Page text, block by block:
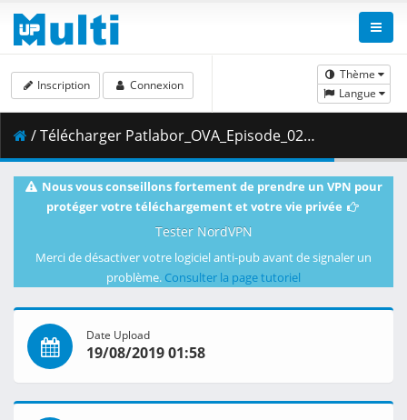
Thème
Langue
Inscription Connexion
/ Télécharger Patlabor_OVA_Episode_02__Player_Edition___x264_AC3_.mp4.004 ( 400.23 MB )
Nous vous conseillons fortement de prendre un VPN pour
protéger votre téléchargement et votre vie privée
Tester NordVPN
Merci de désactiver votre logiciel anti-pub avant de signaler un
problème. Consulter la page tutoriel
Date Upload
19/08/2019 01:58